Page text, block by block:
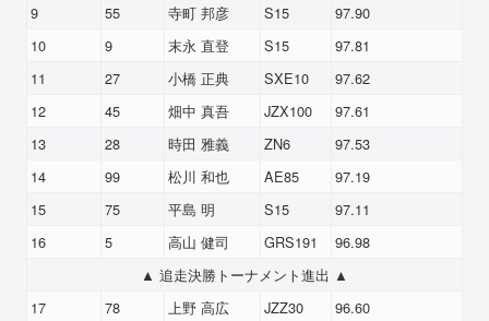
9
55 寺町 邦彦 S15
97.90
10
9 末永 直登 S15
97.81
11
27 小橋 正典 SXE10
97.62
12
45 畑中 真吾 JZX100
97.61
13
28 時田 雅義 ZN6
97.53
14
99 松川 和也 AE85
97.19
15
75 平島 明 S15
97.11
16
5 高山 健司 GRS191
96.98
▲ 追走決勝トーナメント進出 ▲
17
78 上野 高広 JZZ30
96.60